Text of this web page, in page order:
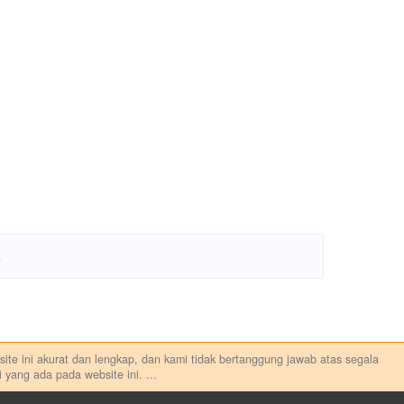
ini akurat dan lengkap, dan kami tidak bertanggung jawab atas segala
yang ada pada website ini. ...